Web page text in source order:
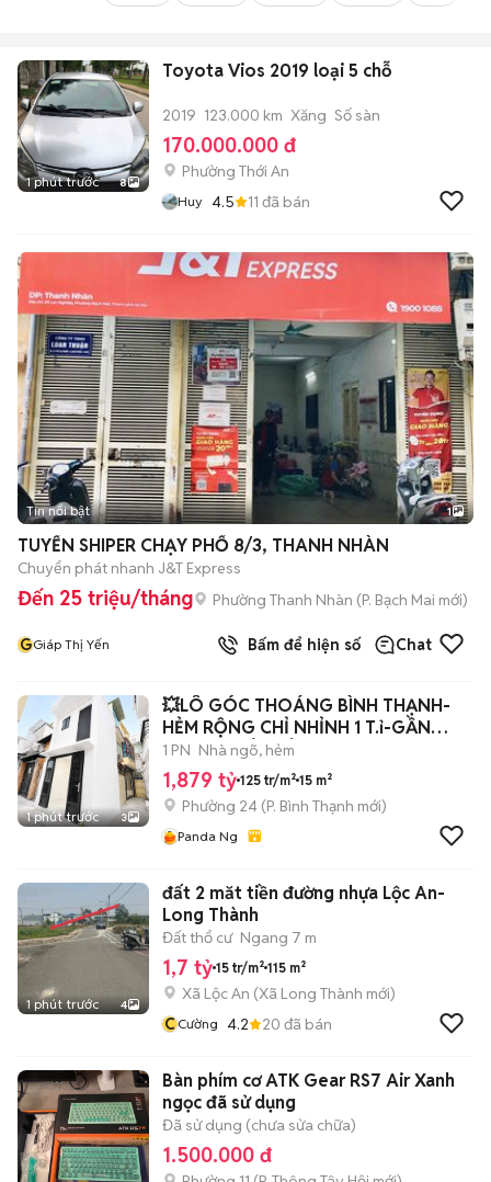
1 phút trước 8
Toyota Vios 2019 loại 5 chỗ
2019 123.000 km Xăng Số sàn
170.000.000 đ
Phường Thới An
Huy 4.5 11 đã bán
Tin nổi bật 1
TUYỂN SHIPER CHẠY PHỐ 8/3, THANH NHÀN
Chuyển phát nhanh J&T Express
Đến 25 triệu/tháng Phường Thanh Nhàn (P. Bạch Mai mới)
GGiáp Thị Yến Bấm để hiện số Chat
1 phút trước 3
💥LÔ GÓC THOÁNG BÌNH THẠNH-
HẺM RỘNG CHỈ NHỈNH 1 T.ỉ-GẦN
RẠCH XUYÊN TÂM-
1 PN Nhà ngõ, hẻm
1,879 tỷ 125 tr/m² 15 m²
Phường 24 (P. Bình Thạnh mới)
Panda Ng
1 phút trước 4
đất 2 măt tiền đường nhựa Lộc An-
Long Thành
Đất thổ cư Ngang 7 m
1,7 tỷ 15 tr/m² 115 m²
Xã Lộc An (Xã Long Thành mới)
CCường 4.2 20 đã bán
Bàn phím cơ ATK Gear RS7 Air Xanh
ngọc đã sử dụng
Đã sử dụng (chưa sửa chữa)
1.500.000 đ